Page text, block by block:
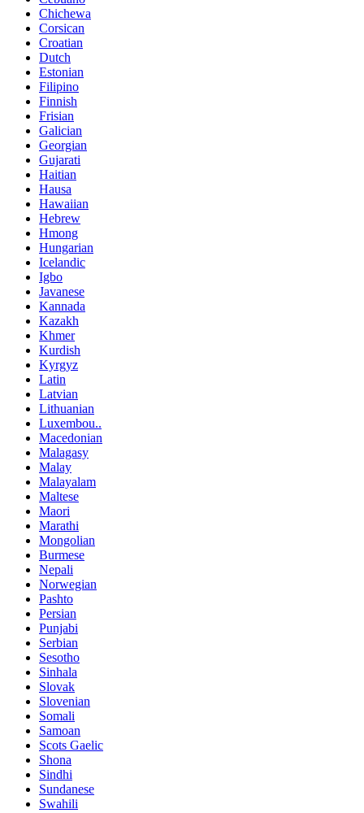
Chichewa
Corsican
Croatian
Dutch
Estonian
Filipino
Finnish
Frisian
Galician
Georgian
Gujarati
Haitian
Hausa
Hawaiian
Hebrew
Hmong
Hungarian
Icelandic
Igbo
Javanese
Kannada
Kazakh
Khmer
Kurdish
Kyrgyz
Latin
Latvian
Lithuanian
Luxembou..
Macedonian
Malagasy
Malay
Malayalam
Maltese
Maori
Marathi
Mongolian
Burmese
Nepali
Norwegian
Pashto
Persian
Punjabi
Serbian
Sesotho
Sinhala
Slovak
Slovenian
Somali
Samoan
Scots Gaelic
Shona
Sindhi
Sundanese
Swahili